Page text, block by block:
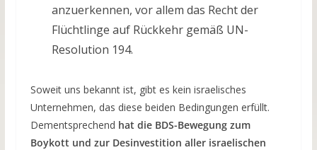
anzuerkennen, vor allem das Recht der
Flüchtlinge auf Rückkehr gemäß UN-
Resolution 194.
Soweit uns bekannt ist, gibt es kein israelisches
Unternehmen, das diese beiden Bedingungen erfüllt.
Dementsprechend hat die BDS-Bewegung zum
Boykott und zur Desinvestition aller israelischen